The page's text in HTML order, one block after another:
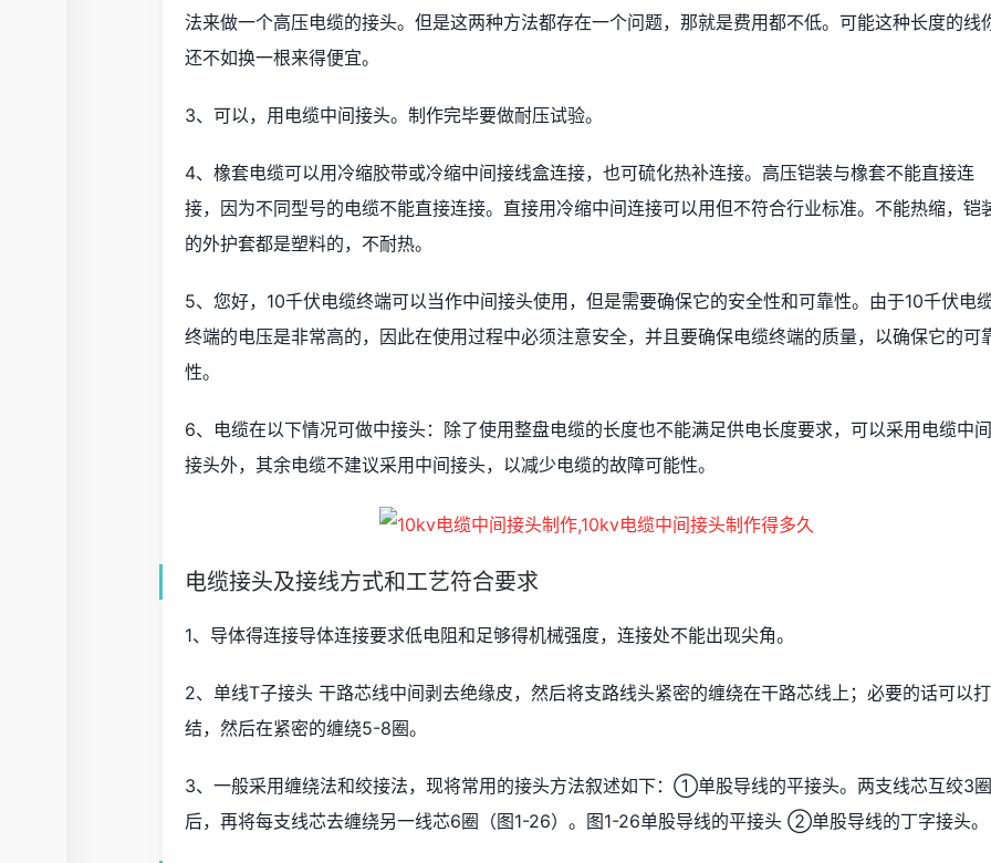
法来做一个高压电缆的接头。但是这两种方法都存在一个问题，那就是费用都不低。可能这种长度的线
还不如换一根来得便宜。
3、可以，用电缆中间接头。制作完毕要做耐压试验。
4、橡套电缆可以用冷缩胶带或冷缩中间接线盒连接，也可硫化热补连接。高压铠装与橡套不能直接连
接，因为不同型号的电缆不能直接连接。直接用冷缩中间连接可以用但不符合行业标准。不能热缩，铠
的外护套都是塑料的，不耐热。
5、您好，10千伏电缆终端可以当作中间接头使用，但是需要确保它的安全性和可靠性。由于10千伏电
终端的电压是非常高的，因此在使用过程中必须注意安全，并且要确保电缆终端的质量，以确保它的可
性。
6、电缆在以下情况可做中接头：除了使用整盘电缆的长度也不能满足供电长度要求，可以采用电缆中间
接头外，其余电缆不建议采用中间接头，以减少电缆的故障可能性。
电缆接头及接线方式和工艺符合要求
1、导体得连接导体连接要求低电阻和足够得机械强度，连接处不能出现尖角。
2、单线T子接头 干路芯线中间剥去绝缘皮，然后将支路线头紧密的缠绕在干路芯线上；必要的话可以
结，然后在紧密的缠绕5-8圈。
3、一般采用缠绕法和绞接法，现将常用的接头方法叙述如下：①单股导线的平接头。两支线芯互绞3圈
后，再将每支线芯去缠绕另一线芯6圈（图1-26）。图1-26单股导线的平接头 ②单股导线的丁字接头。